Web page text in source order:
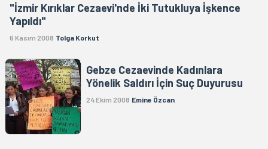
"İzmir Kırıklar Cezaevi'nde İki Tutukluya İşkence
Yapıldı"
6 Kasım 2008 Tolga Korkut
Gebze Cezaevinde Kadınlara
Yönelik Saldırı İçin Suç Duyurusu
24 Ekim 2008 Emine Özcan